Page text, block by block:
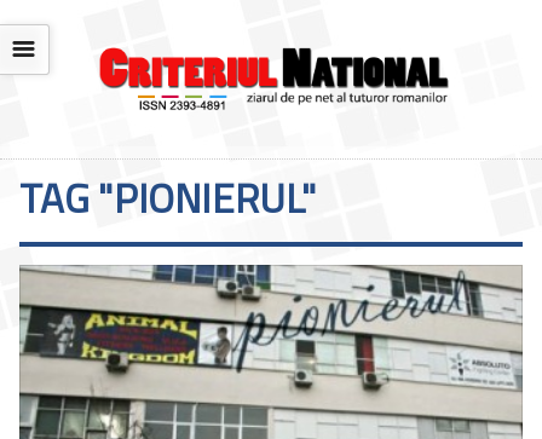
☰
TAG "PIONIERUL"